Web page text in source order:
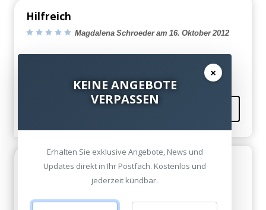
Hilfreich
Magdalena Schroeder am 16. Oktober 2012
Hilfreich
Aleida Mas am 15. Oktober 2012
×
KEINE ANGEBOTE
VERPASSEN
Erhalten Sie exklusive Angebote, News und
Updates direkt in Ihr Postfach. Kostenlos und
jederzeit kündbar.